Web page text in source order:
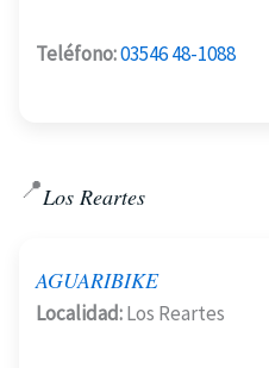
Teléfono:03546 48-1088
📍Los Reartes
AGUARIBIKE
Localidad:Los Reartes